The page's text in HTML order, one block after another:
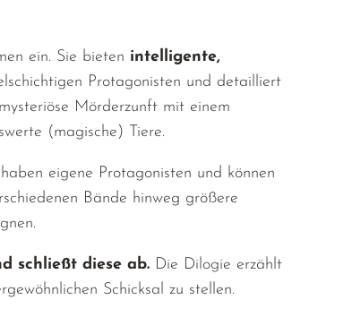
ein. Sie bieten intelligente,
Protagonisten und detailliert
Mörderzunft mit einem
(magische) Tiere.
eigene Protagonisten und können
Bände hinweg größere
schließt diese ab. Die Dilogie erzählt
Schicksal zu stellen.